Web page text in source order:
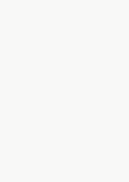
Ты
Ты
Твое
С
Ты